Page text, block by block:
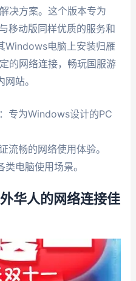
决方案。这个版本专为
移动版同样优质的服务和
Windows电脑上安装归雁
的网络连接，畅玩国服游
站。
专为Windows设计的PC
流畅的网络使用体验。
电脑使用场景。
华人的网络连接佳